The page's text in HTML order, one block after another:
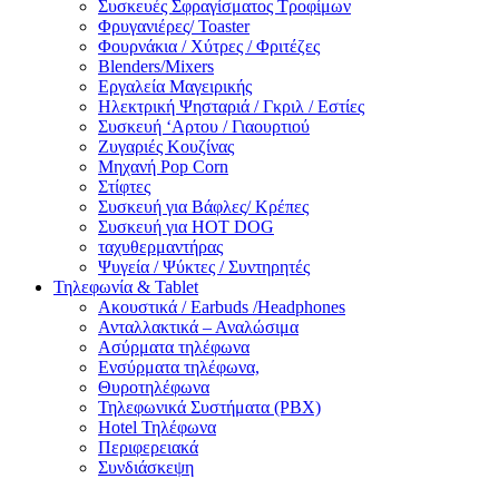
Συσκευές Σφραγίσματος Τροφίμων
Φρυγανιέρες/ Toaster
Φουρνάκια / Χύτρες / Φριτέζες
Blenders/Mixers
Εργαλεία Μαγειρικής
Ηλεκτρική Ψησταριά / Γκριλ / Eστίες
Συσκευή ‘Αρτου / Γιαουρτιού
Ζυγαριές Κουζίνας
Μηχανή Pop Corn
Στίφτες
Συσκευή για Βάφλες/ Κρέπες
Συσκευή για HOT DOG
ταχυθερμαντήρας
Ψυγεία / Ψύκτες / Συντηρητές
Τηλεφωνία & Tablet
Ακουστικά / Earbuds /Headphones
Ανταλλακτικά – Αναλώσιμα
Ασύρματα τηλέφωνα
Ενσύρματα τηλέφωνα,
Θυροτηλέφωνα
Τηλεφωνικά Συστήματα (PBX)
Hotel Τηλέφωνα
Περιφερειακά
Συνδιάσκεψη